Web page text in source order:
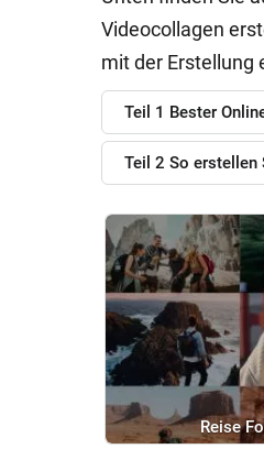
Videocollagen
mit der Erstellung
Teil 1 Bester
Teil 2 So erstellen
Reise